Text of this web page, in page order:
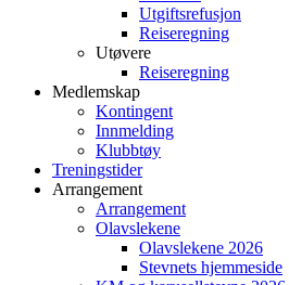
Utgiftsrefusjon
Reiseregning
Utøvere
Reiseregning
Medlemskap
Kontingent
Innmelding
Klubbtøy
Treningstider
Arrangement
Arrangement
Olavslekene
Olavslekene 2026
Stevnets hjemmeside